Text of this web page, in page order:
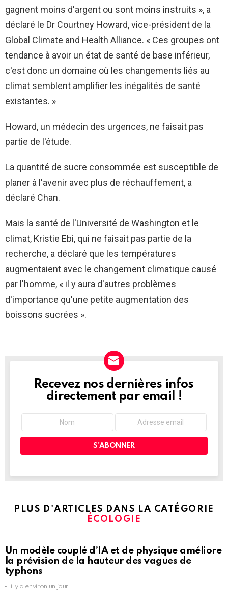
gagnent moins d'argent ou sont moins instruits », a
déclaré le Dr Courtney Howard, vice-président de la
Global Climate and Health Alliance. « Ces groupes ont
tendance à avoir un état de santé de base inférieur,
c'est donc un domaine où les changements liés au
climat semblent amplifier les inégalités de santé
existantes. »
Howard, un médecin des urgences, ne faisait pas
partie de l'étude.
La quantité de sucre consommée est susceptible de
planer à l'avenir avec plus de réchauffement, a
déclaré Chan.
Mais la santé de l'Université de Washington et le
climat, Kristie Ebi, qui ne faisait pas partie de la
recherche, a déclaré que les températures
augmentaient avec le changement climatique causé
par l'homme, « il y aura d'autres problèmes
d'importance qu'une petite augmentation des
boissons sucrées ».
NEWSLETTER
Recevez nos dernières infos
directement par email !
PLUS D'ARTICLES DANS LA CATÉGORIE
ÉCOLOGIE
Un modèle couplé d’IA et de physique améliore
la prévision de la hauteur des vagues de
typhons
il y a environ un jour